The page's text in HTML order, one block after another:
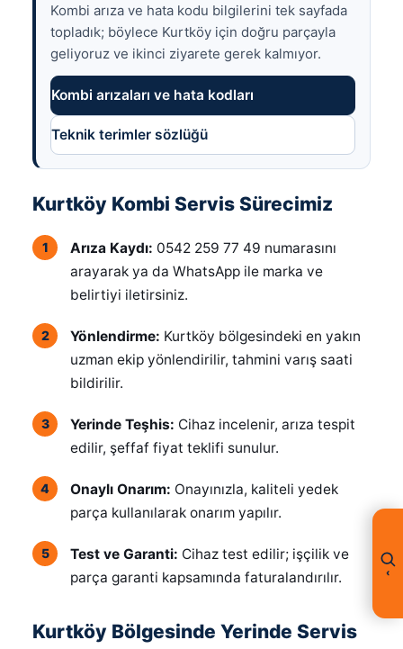
Kombi arıza ve hata kodu bilgilerini tek sayfada
topladık; böylece Kurtköy için doğru parçayla
geliyoruz ve ikinci ziyarete gerek kalmıyor.
Kombi arızaları ve hata kodları
Teknik terimler sözlüğü
Kurtköy Kombi Servis Sürecimiz
Arıza Kaydı: 0542 259 77 49 numarasını
arayarak ya da WhatsApp ile marka ve
belirtiyi iletirsiniz.
Yönlendirme: Kurtköy bölgesindeki en yakın
uzman ekip yönlendirilir, tahmini varış saati
bildirilir.
Yerinde Teşhis: Cihaz incelenir, arıza tespit
edilir, şeffaf fiyat teklifi sunulur.
Onaylı Onarım: Onayınızla, kaliteli yedek
parça kullanılarak onarım yapılır.
Test ve Garanti: Cihaz test edilir; işçilik ve
parça garanti kapsamında faturalandırılır.
Kurtköy Bölgesinde Yerinde Servis
‹